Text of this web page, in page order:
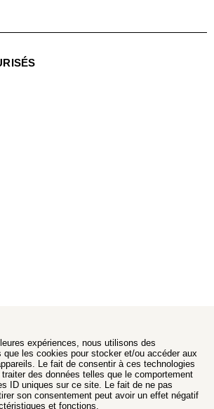
expériences, nous utilisons des
que les cookies pour stocker et/ou accéder aux
Le fait de consentir à ces technologies
des données telles que le comportement
ID uniques sur ce site. Le fait de ne pas
son consentement peut avoir un effet négatif
et fonctions.